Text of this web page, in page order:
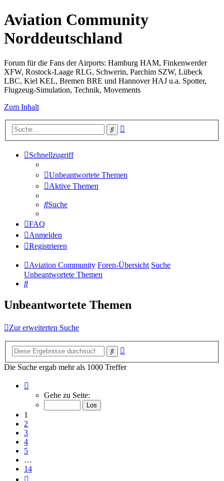
Aviation Community
Norddeutschland
Forum für die Fans der Airports: Hamburg HAM, Finkenwerder
XFW, Rostock-Laage RLG, Schwerin, Parchim SZW, Lübeck
LBC, Kiel KEL, Bremen BRE und Hannover HAJ u.a. Spotter,
Flugzeug-Simulation, Technik, Movements
Zum Inhalt
Suche
Schnellzugriff
Unbeantwortete Themen
Aktive Themen
Suche
FAQ
Anmelden
Registrieren
Aviation Community Foren-Übersicht Suche
Unbeantwortete Themen
Suche
Unbeantwortete Themen
Zur erweiterten Suche
Suche
Die Suche ergab mehr als 1000 Treffer
von
Gehe zu Seite:
1
2
3
4
5
…
14